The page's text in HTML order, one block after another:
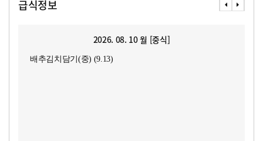
급식정보
2026. 08. 10 월 [중식]
배추김치담기(중) (9.13)